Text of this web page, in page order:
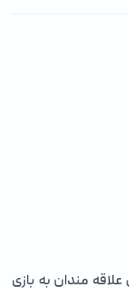
مندان به بازی